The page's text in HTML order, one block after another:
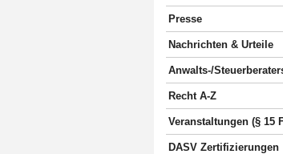
Presse
Nachrichten & Urteile
Anwalts-/
Recht A-Z
Veranstaltungen (§ 15
DASV Zertifizierungen